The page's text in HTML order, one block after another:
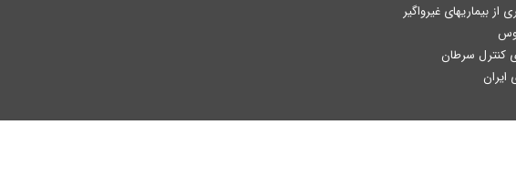
بیماریهای غیرواگیر
کنترل سرطان
ایران